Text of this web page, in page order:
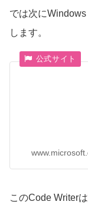
では次に
します。
このCode Writerは